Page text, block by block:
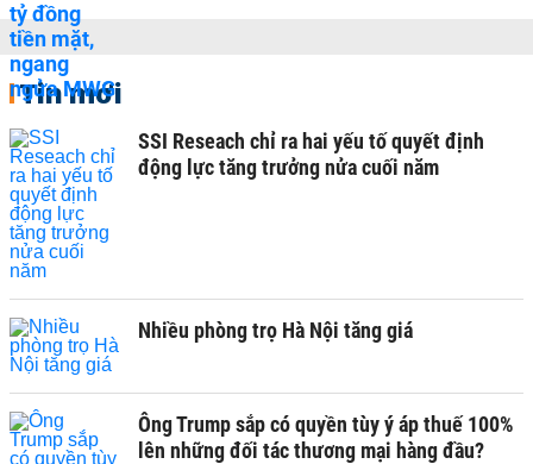
Tin mới
SSI Reseach chỉ ra hai yếu tố quyết định
động lực tăng trưởng nửa cuối năm
Nhiều phòng trọ Hà Nội tăng giá
Ông Trump sắp có quyền tùy ý áp thuế 100%
lên những đối tác thương mại hàng đầu?